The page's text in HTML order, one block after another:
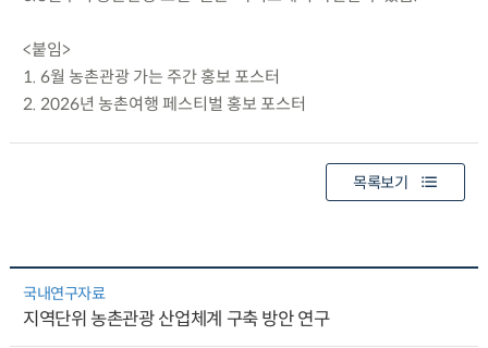
<붙임>
1. 6월 농촌관광 가는 주간 홍보 포스터
2. 2026년 농촌여행 페스티벌 홍보 포스터
목록보기
국내연구자료
지역단위 농촌관광 산업체계 구축 방안 연구